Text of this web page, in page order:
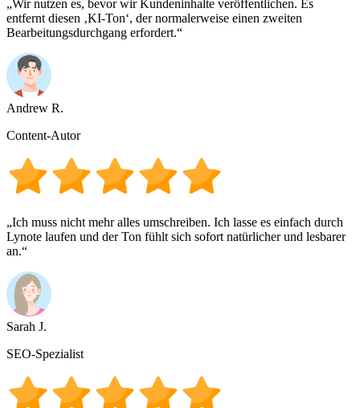
„Wir nutzen es, bevor wir Kundeninhalte veröffentlichen. Es
entfernt diesen ‚KI-Ton‘, der normalerweise einen zweiten
Bearbeitungsdurchgang erfordert.“
Andrew R.
Content-Autor
„Ich muss nicht mehr alles umschreiben. Ich lasse es einfach durch
Lynote laufen und der Ton fühlt sich sofort natürlicher und lesbarer
an.“
Sarah J.
SEO-Spezialist